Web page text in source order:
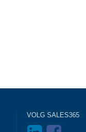
VOLG SALES365